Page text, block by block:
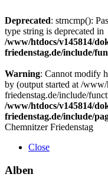
Deprecated: strncmp():
type string is deprecated in
/www/htdocs/v145814/
friedenstag.de/include/
Warning: Cannot modify
by (output started at /
friedenstag.de/include/
/www/htdocs/v145814/
friedenstag.de/include/
Chemnitzer Friedenstag
Close
Alben